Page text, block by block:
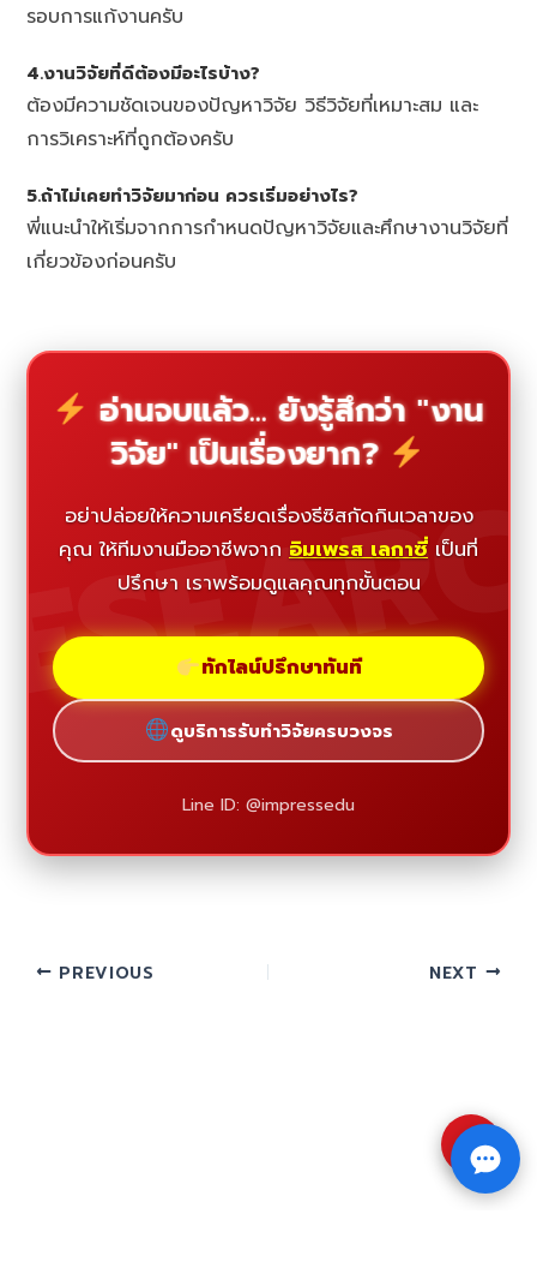
รอบการแก้งานครับ
4.งานวิจัยที่ดีต้องมีอะไรบ้าง?
ต้องมีความชัดเจนของปัญหาวิจัย วิธีวิจัยที่เหมาะสม และ
การวิเคราะห์ที่ถูกต้องครับ
5.ถ้าไม่เคยทำวิจัยมาก่อน ควรเริ่มอย่างไร?
พี่แนะนำให้เริ่มจากการกำหนดปัญหาวิจัยและศึกษางานวิจัยที่
เกี่ยวข้องก่อนครับ
อ่านจบแล้ว... ยังรู้สึกว่า "งาน
วิจัย" เป็นเรื่องยาก?
อย่าปล่อยให้ความเครียดเรื่องธีซิสกัดกินเวลาของ
คุณ ให้ทีมงานมืออาชีพจาก อิมเพรส เลกาซี่ เป็นที่
ปรึกษา เราพร้อมดูแลคุณทุกขั้นตอน
ทักไลน์ปรึกษาทันที
ดูบริการรับทำวิจัยครบวงจร
Line ID: @impressedu
PREVIOUS NEXT
⇧